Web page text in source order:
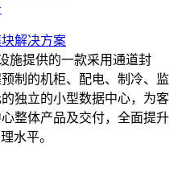
解决方案
施提供的一款采用通道封
制的机柜、配电、制冷、监
独立的小型数据中心，为客
整体产品及交付，全面提升
水平。